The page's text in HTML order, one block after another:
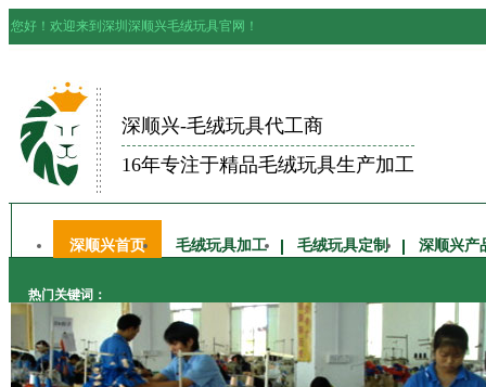
您好！欢迎来到深圳深顺兴毛绒玩具官网！
深顺兴-毛绒玩具代工商
16年专注于精品毛绒玩具生产加工
深顺兴首页 毛绒玩具加工 毛绒玩具定制 深顺兴产
热门关键词：